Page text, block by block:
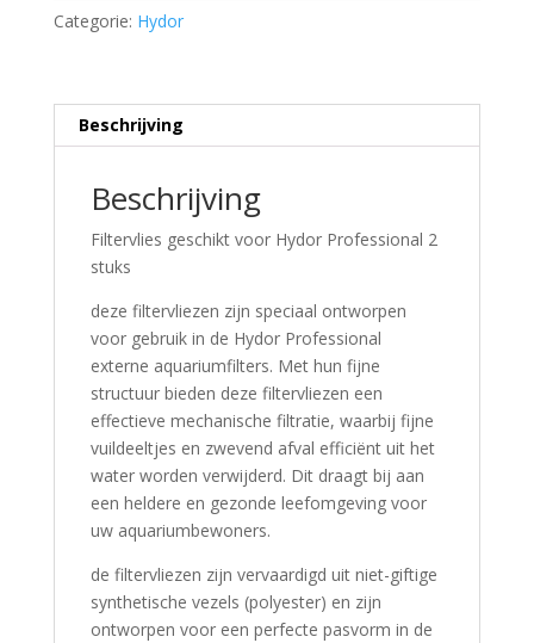
stuks
quantity
Categorie: Hydor
Beschrijving
Beschrijving
Filtervlies geschikt voor Hydor Professional 2
stuks
deze filtervliezen zijn speciaal ontworpen
voor gebruik in de Hydor Professional
externe aquariumfilters. Met hun fijne
structuur bieden deze filtervliezen een
effectieve mechanische filtratie, waarbij fijne
vuildeeltjes en zwevend afval efficiënt uit het
water worden verwijderd. Dit draagt bij aan
een heldere en gezonde leefomgeving voor
uw aquariumbewoners.
de filtervliezen zijn vervaardigd uit niet-giftige
synthetische vezels (polyester) en zijn
ontworpen voor een perfecte pasvorm in de